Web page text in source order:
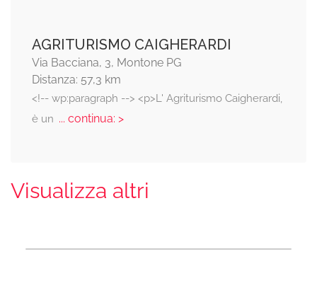
AGRITURISMO CAIGHERARDI
Via Bacciana, 3, Montone PG
Distanza: 57,3 km
<!-- wp:paragraph --> <p>L' Agriturismo Caigherardi,
è un ... continua: >
Visualizza altri